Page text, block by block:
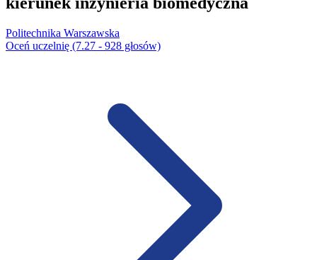
Politechnika Warszawska
Oceń uczelnię (7.27 - 928 głosów)